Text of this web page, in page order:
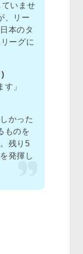
いませ
、リー
本のタ
ーグに
」
かった
ものを
残り5
発揮し